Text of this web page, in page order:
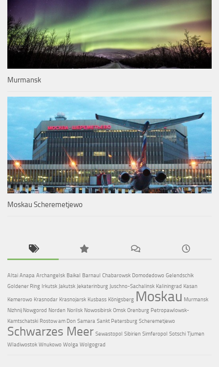
Murmansk
Moskau Scheremetjewo
Altai Anapa Archangelsk Baikal Barnaul Chabarowsk Domodedowo Gelendschik
Goldener Ring Irkutsk Jakutsk Jekaterinburg Juschno-Sachalinsk Kaliningrad Kasan
Kemerowo Krasnodar Krasnojarsk Kusbass Königsberg Moskau Murmansk
Nizhnij Nowgorod Norden Norilsk Nowosibirsk Omsk Orenburg Petropawlowsk-
Kamtschatski Rostow am Don Samara Sankt Petersburg Scheremetjewo
Schwarzes Meer Sewastopol Sibirien Simferopol Sotschi Tjumen
Wladiwostok Wnukowo Wolga Wolgograd